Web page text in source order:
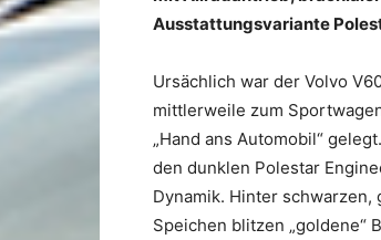
Ausstattungsvariante
Ursächlich war der Volvo
mittlerweile zum
„Hand ans Automobil“
den dunklen Polestar
Dynamik. Hinter
Speichen blitzen „goldene“